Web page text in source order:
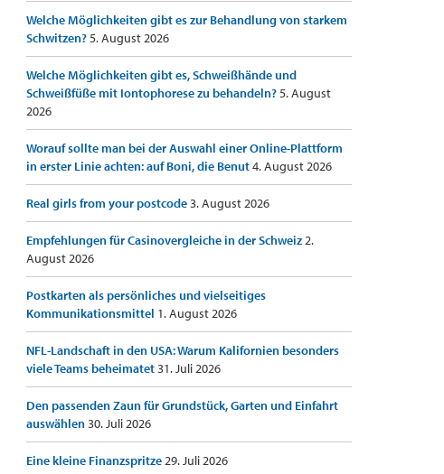
Welche Möglichkeiten gibt es zur Behandlung von starkem
Schwitzen?5. August 2026
Welche Möglichkeiten gibt es, Schweißhände und
Schweißfüße mit Iontophorese zu behandeln?5. August
2026
Worauf sollte man bei der Auswahl einer Online-Plattform
in erster Linie achten: auf Boni, die Benut4. August 2026
Real girls from your postcode3. August 2026
Empfehlungen für Casinovergleiche in der Schweiz2.
August 2026
Postkarten als persönliches und vielseitiges
Kommunikationsmittel 1. August 2026
NFL-Landschaft in den USA: Warum Kalifornien besonders
viele Teams beheimatet31. Juli 2026
Den passenden Zaun für Grundstück, Garten und Einfahrt
auswählen30. Juli 2026
Eine kleine Finanzspritze29. Juli 2026